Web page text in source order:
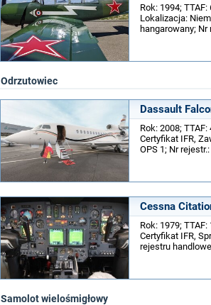
Rok: 1994;
Lokalizacja:
hangarowany; Nr
Odrzutowiec
Dassault
Rok: 2008;
Certyfikat IFR,
OPS 1; Nr
Cessna
Rok: 1979;
Certyfikat IFR,
rejestru
Samolot wielośmigłowy